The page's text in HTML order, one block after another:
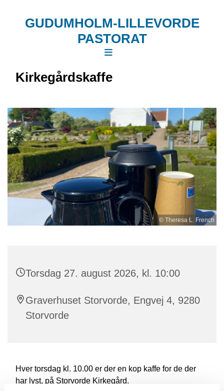
GUDUMHOLM-LILLEVORDE
PASTORAT
Kirkegårdskaffe
© Theresa L. French
Torsdag 27. august 2026, kl. 10:00
Graverhuset Storvorde, Engvej 4, 9280
Storvorde
Hver torsdag kl. 10.00 er der en kop kaffe for de der
har lyst, på Storvorde Kirkegård.